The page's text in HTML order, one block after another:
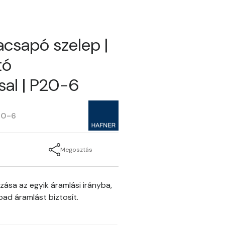
szelep |
| P20-6
6
Megosztás
az egyik áramlási irányba,
áramlást biztosít.